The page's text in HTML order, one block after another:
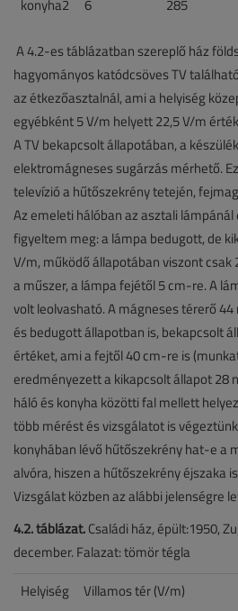
konyha2
6 285
A 4.2-es táblázatban szereplő ház
hagyományos katódcsöves TV
az étkezőasztalnál, ami a helyiség
egyébként 5 V/m helyett 22,5 V/m
A TV bekapcsolt állapotában, a
elektromágneses sugárzás mérhető.
televízió a hűtőszekrény tetején,
Az emeleti hálóban az asztali
figyeltem meg: a lámpa bedugott, de
V/m, működő állapotában viszont
a műszer, a lámpa fejétől 5 cm-re. A
volt leolvasható. A mágneses térerő
és bedugott állapotban is, bekapcsolt
értéket, ami a fejtől 40 cm-re is
eredményezett a kikapcsolt állapot 28
háló és konyha közötti fal mellett
több mérést és vizsgálatot is
konyhában lévő hűtőszekrény hat-e a
alvóra, hiszen a hűtőszekrény éjszaka
Vizsgálat közben az alábbi jelenségre
4.2. táblázat.Családi ház, épült:1950,
december. Falazat: tömör tégla
Helyiség Villamos tér (V/m)